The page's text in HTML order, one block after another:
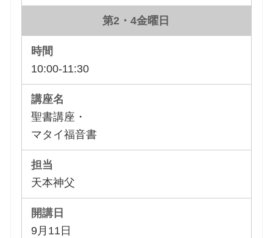
第2・4金曜日
10:00-11:30
聖書講座・
マタイ福音書
天本神父
9月11日